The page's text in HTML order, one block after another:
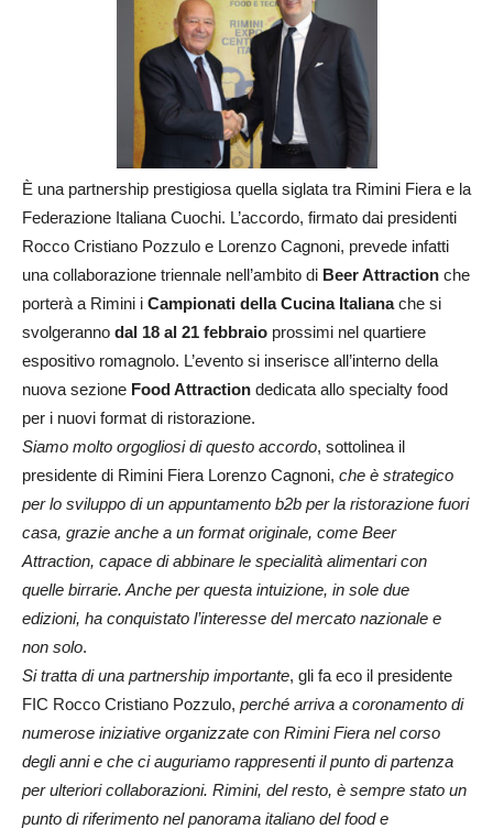
È una partnership prestigiosa quella siglata tra Rimini Fiera e la
Federazione Italiana Cuochi. L’accordo, firmato dai presidenti
Rocco Cristiano Pozzulo e Lorenzo Cagnoni, prevede infatti
una collaborazione triennale nell’ambito di Beer Attraction che
porterà a Rimini i Campionati della Cucina Italianache si
svolgeranno dal 18 al 21 febbraio prossimi nel quartiere
espositivo romagnolo. L’evento si inserisce all’interno della
nuova sezione Food Attraction dedicata allo specialty food
per i nuovi format di ristorazione.
Siamo molto orgogliosi di questo accordo, sottolinea il
presidente di Rimini Fiera Lorenzo Cagnoni, che è strategico
per lo sviluppo di un appuntamento b2b per la ristorazione fuori
casa, grazie anche a un format originale, come Beer
Attraction, capace di abbinare le specialità alimentari con
quelle birrarie. Anche per questa intuizione, in sole due
edizioni, ha conquistato l’interesse del mercato nazionale e
non solo.
Si tratta di una partnership importante, gli fa eco il presidente
FIC Rocco Cristiano Pozzulo, perché arriva a coronamento di
numerose iniziative organizzate con Rimini Fiera nel corso
degli anni e che ci auguriamo rappresenti il punto di partenza
per ulteriori collaborazioni. Rimini, del resto, è sempre stato un
punto di riferimento nel panorama italiano del food e